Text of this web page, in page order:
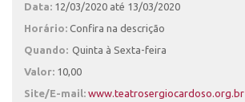
Data: 12/03/2020 até 13/03/2020
Horário: Confira na descrição
Quando: Quinta à Sexta-feira
Valor: 10,00
Site/E-mail: www.teatrosergiocardoso.org.br